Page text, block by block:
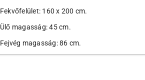
Fekvőfelület: 160 x 200 cm.
Ülő magasság: 45 cm.
Fejvég magasság: 86 cm.